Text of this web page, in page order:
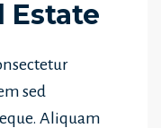
Estate
sed
Aliquam